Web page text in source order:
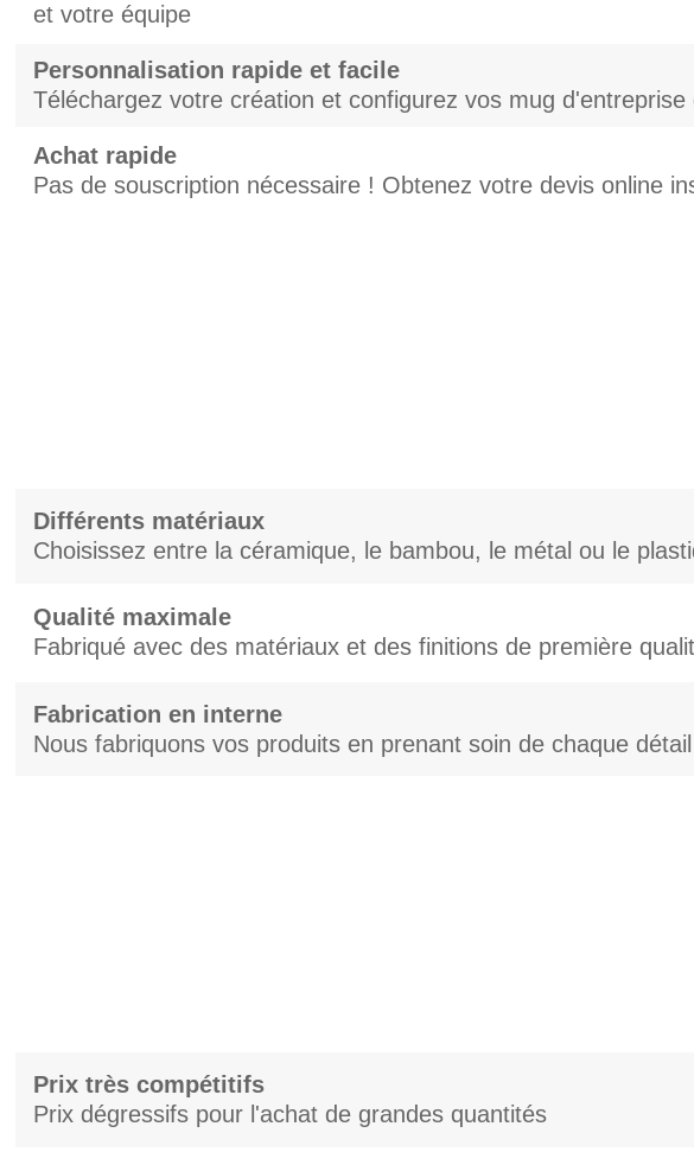
et votre équipe
Personnalisation rapide et facile
Téléchargez votre création et configurez vos mug
Achat rapide
Pas de souscription nécessaire ! Obtenez votre devis online
Différents matériaux
Choisissez entre la céramique, le bambou, le métal ou le
Qualité maximale
Fabriqué avec des matériaux et des finitions de première
Fabrication en interne
Nous fabriquons vos produits en prenant soin de chaque détail
Prix très compétitifs
Prix dégressifs pour l'achat de grandes quantités